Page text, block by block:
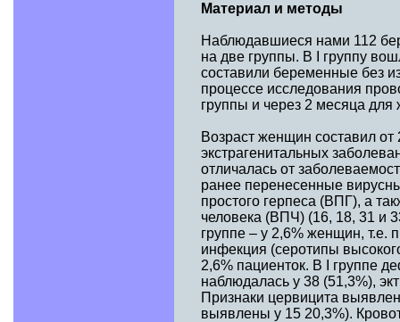
Материал и методы
Наблюдавшиеся нами 112
на две группы. В I группу
составили беременные без
процессе исследования
группы и через 2 месяца
Возраст женщин составил от
экстрагенитальных
отличалась от
ранее перенесенные
простого герпеса (ВПГ), а
человека (ВПЧ) (16, 18, 31 и
группе – у 2,6% женщин, т.е.
инфекция (серотипы
2,6% пациенток. В I группе
наблюдалась у 38 (51,3%),
Признаки цервицита
выявлены у 15 20,3%).